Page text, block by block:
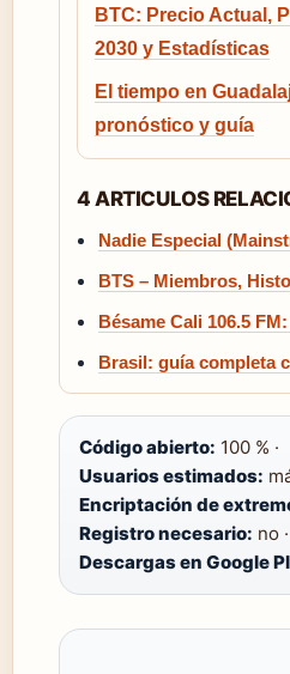
BTC: Precio Actual,
2030 y Estadísticas
El tiempo en
pronóstico y guía
4 ARTICULOS
Nadie Especial
BTS – Miembros,
Bésame Cali 106.5
Brasil: guía completa
Código abierto: 100 % ·
Usuarios estimados:
Encriptación de
Registro necesario: no ·
Descargas en Google